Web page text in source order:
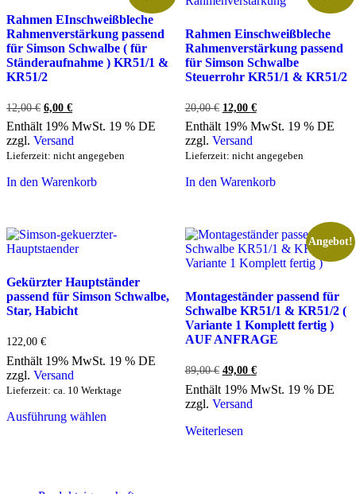
Rahmen EInschweißbleche
Rahmenverstärkung passend
für Simson Schwalbe ( für
Ständeraufnahme ) KR51/1 &
KR51/2
12,00€ Ursprünglicher
Preis
war:
12,00 €
6,00 €
Preis
ist:
6,00 €.
Enthält 19% MwSt. 19 % DE
zzgl. Versand
Lieferzeit: nicht angegeben
In den Warenkorb
Rahmen Einschweißbleche
Rahmenverstärkung passend
für Simson Schwalbe
Steuerrohr KR51/1 & KR51/2
20,00€ Ursprünglicher
Preis
war:
20,00 €
12,00 €Aktueller
Preis
ist:
Enthält 19% MwSt. 19 % DE
zzgl. Versand
Lieferzeit: nicht angegeben
In den Warenkorb
Gekürzter Hauptständer
passend für Simson Schwalbe,
Star, Habicht
122,00 €
Enthält 19% MwSt. 19 % DE
zzgl. Versand
Lieferzeit: ca. 10 Werktage
Ausführung wählen
Angebot!
Montageständer passend für
Schwalbe KR51/1 & KR51/2 (
Variante 1 Komplett fertig )
AUF ANFRAGE
89,00€ Ursprünglicher
Preis
war:
89,00 €
49,00 €Aktueller
Preis
ist:
Enthält 19% MwSt. 19 % DE
zzgl. Versand
Weiterlesen